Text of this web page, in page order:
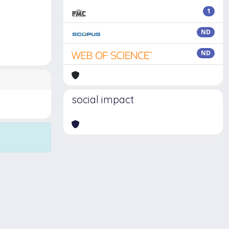
1
ND
ND
social impact